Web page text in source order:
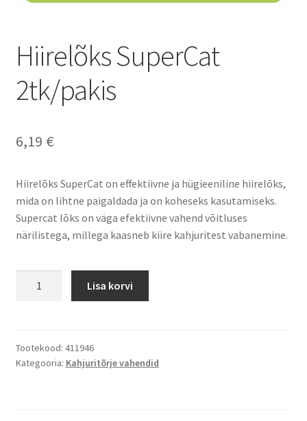
Hiirelõks SuperCat
2tk/pakis
6,19 €
Hiirelõks SuperCat on effektiivne ja hügieeniline hiirelõks,
mida on lihtne paigaldada ja on koheseks kasutamiseks.
Supercat lõks on väga efektiivne vahend võitluses
närilistega, millega kaasneb kiire kahjuritest vabanemine.
Lisa korvi
Tootekood: 411946
Kategooria: Kahjuritõrje vahendid